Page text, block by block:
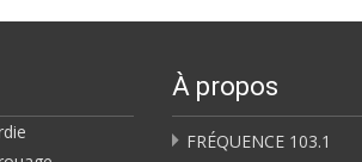
À propos
FRÉQUENCE 103.1